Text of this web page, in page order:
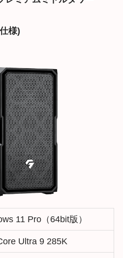
様)
11 Pro（64bit版）
Ultra 9 285K